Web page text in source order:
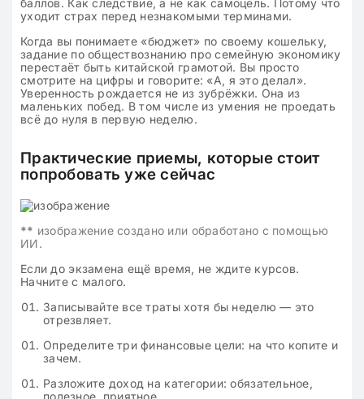
баллов. Как следствие, а не как самоцель. Потому что
уходит страх перед незнакомыми терминами.
Когда вы понимаете «бюджет» по своему кошельку,
задание по обществознанию про семейную экономику
перестаёт быть китайской грамотой. Вы просто
смотрите на цифры и говорите: «А, я это делал».
Уверенность рождается не из зубрёжки. Она из
маленьких побед. В том числе из умения не проедать
всё до нуля в первую неделю.
Практические приемы, которые стоит
попробовать уже сейчас
** изображение создано или обработано с помощью
ИИ.
Если до экзамена ещё время, не ждите курсов.
Начните с малого.
Записывайте все траты хотя бы неделю — это
отрезвляет.
Определите три финансовые цели: на что копите и
зачем.
Разложите доход на категории: обязательное,
полезное, приятное.